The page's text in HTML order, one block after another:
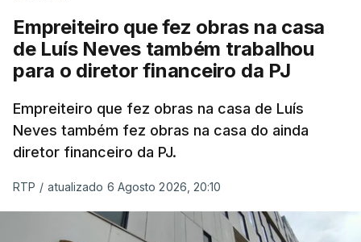
Empreiteiro que fez obras na casa
de Luís Neves também trabalhou
para o diretor financeiro da PJ
Empreiteiro que fez obras na casa de Luís
Neves também fez obras na casa do ainda
diretor financeiro da PJ.
RTP / atualizado 6 Agosto 2026, 20:10